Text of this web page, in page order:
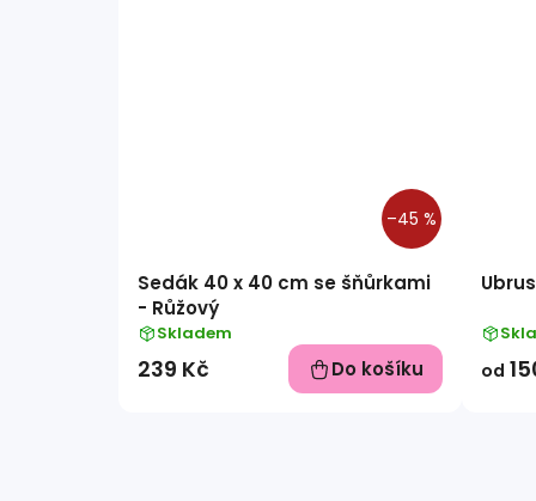
–45 %
Sedák 40 x 40 cm se šňůrkami
- Růžový
Skladem
239 Kč Do košíku od